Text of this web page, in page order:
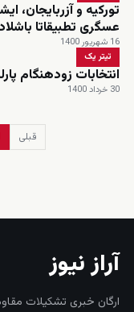
تورکیه و آزربایجان،
عسگری تطبیقاتا
16 شهریور 1400
تیتر یک
انتخابات زودهنگام
30 خرداد 1400
قبلی
آراز نیوز
ارگان خبری تشکیلات